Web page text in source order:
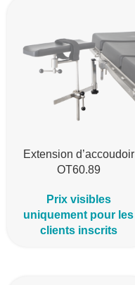
Extension d’accoudoir
OT60.89
Prix visibles
uniquement pour les
clients inscrits